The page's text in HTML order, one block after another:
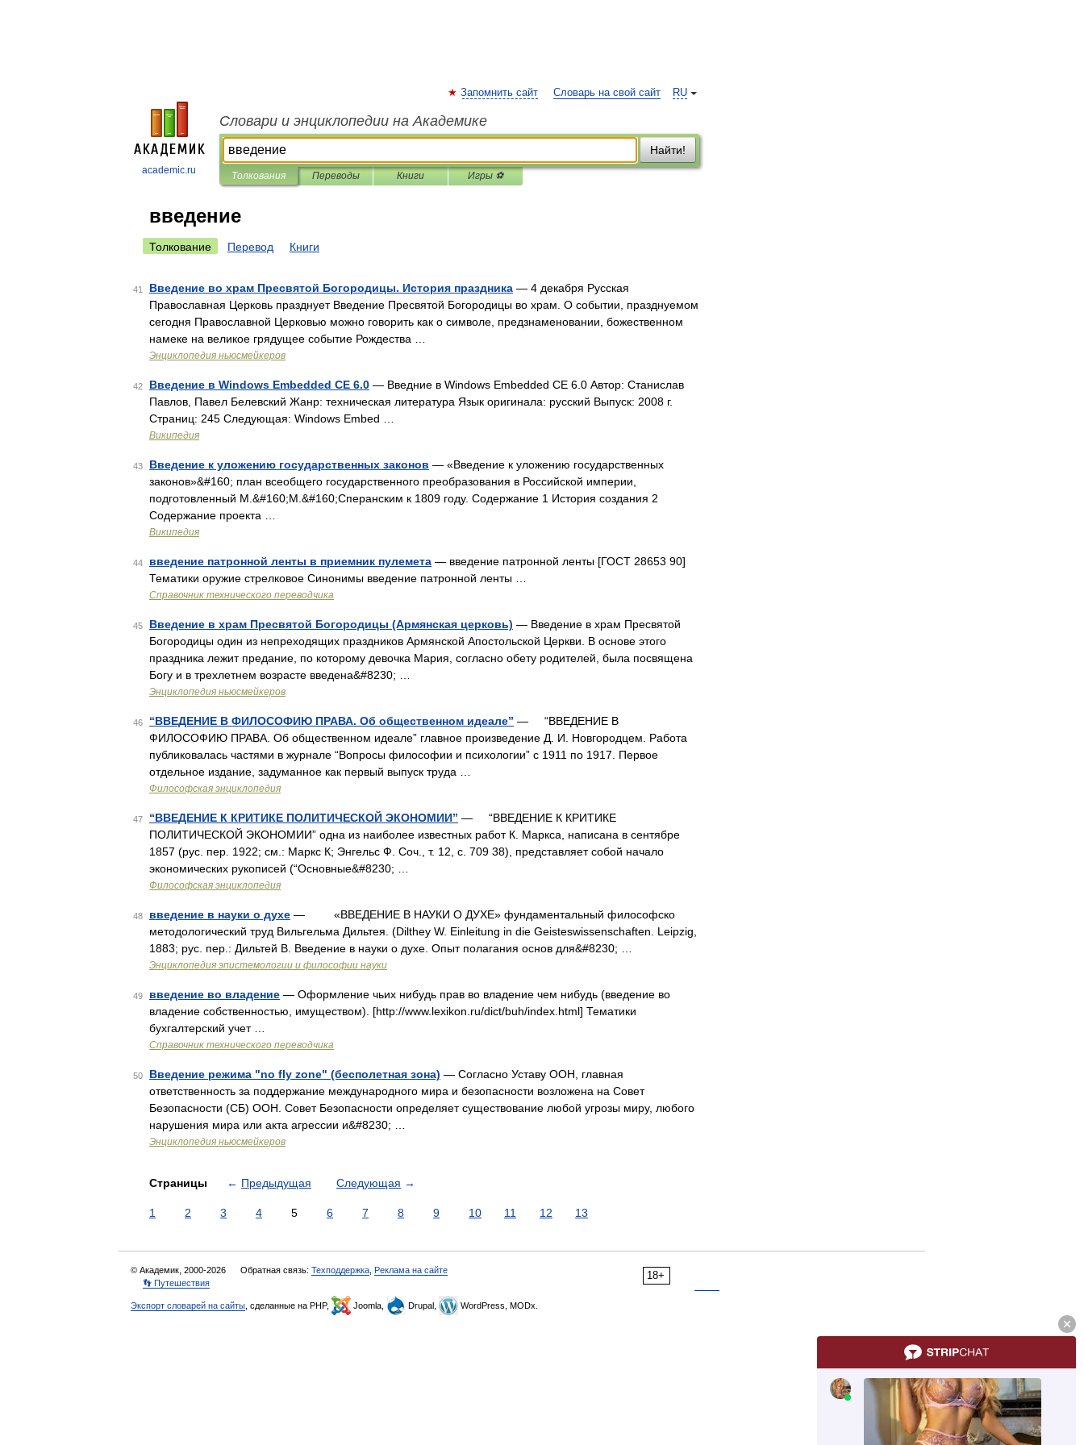
academic.ru
RU
Запомнить сайт Словарь на свой сайт
Словари и энциклопедии на Академике
Найти!
Толкования Переводы Книги Игры ⚽
введение
Толкование Перевод Книги
41 Введение во храм Пресвятой Богородицы. История праздника — 4 декабря Русская
Православная Церковь празднует Введение Пресвятой Богородицы во храм. О событии, празднуемом
сегодня Православной Церковью можно говорить как о символе, предзнаменовании, божественном
намеке на великое грядущее событие Рождества …
Энциклопедия ньюсмейкеров
42 Введение в Windows Embedded CE 6.0 — Введние в Windows Embedded CE 6.0 Автор: Станислав
Павлов, Павел Белевский Жанр: техническая литература Язык оригинала: русский Выпуск: 2008 г.
Страниц: 245 Следующая: Windows Embed …
Википедия
43 Введение к уложению государственных законов — «Введение к уложению государственных
законов»&#160; план всеобщего государственного преобразования в Российской империи,
подготовленный М.&#160;М.&#160;Сперанским к 1809 году. Содержание 1 История создания 2
Содержание проекта …
Википедия
44 введение патронной ленты в приемник пулемета — введение патронной ленты [ГОСТ 28653 90]
Тематики оружие стрелковое Синонимы введение патронной ленты …
Справочник технического переводчика
45 Введение в храм Пресвятой Богородицы (Армянская церковь) — Введение в храм Пресвятой
Богородицы один из непреходящих праздников Армянской Апостольской Церкви. В основе этого
праздника лежит предание, по которому девочка Мария, согласно обету родителей, была посвящена
Богу и в трехлетнем возрасте введена&#8230; …
Энциклопедия ньюсмейкеров
46 “ВВЕДЕНИЕ В ФИЛОСОФИЮ ПРАВА. Об общественном идеале” — “ВВЕДЕНИЕ В
ФИЛОСОФИЮ ПРАВА. Об общественном идеале” главное произведение Д. И. Новгородцем. Работа
публиковалась частями в журнале “Вопросы философии и психологии” с 1911 по 1917. Первое
отдельное издание, задуманное как первый выпуск труда …
Философская энциклопедия
47 “ВВЕДЕНИЕ К КРИТИКЕ ПОЛИТИЧЕСКОЙ ЭКОНОМИИ” — “ВВЕДЕНИЕ К КРИТИКЕ
ПОЛИТИЧЕСКОЙ ЭКОНОМИИ” одна из наиболее известных работ К. Маркса, написана в сентябре
1857 (рус. пер. 1922; см.: Маркс К; Энгельс Ф. Соч., т. 12, с. 709 38), представляет собой начало
экономических рукописей (“Основные&#8230; …
Философская энциклопедия
48 введение в науки о духе — «ВВЕДЕНИЕ В НАУКИ О ДУХЕ» фундаментальный философско
методологический труд Вильгельма Дильтея. (Dilthey W. Einleitung in die Geisteswissenschaften. Leipzig,
1883; рус. пер.: Дильтей В. Введение в науки о духе. Опыт полагания основ для&#8230; …
Энциклопедия эпистемологии и философии науки
49 введение во владение — Оформление чьих нибудь прав во владение чем нибудь (введение во
владение собственностью, имуществом). [http://www.lexikon.ru/dict/buh/index.html] Тематики
бухгалтерский учет …
Справочник технического переводчика
50 Введение режима "no fly zone" (бесполетная зона) — Согласно Уставу ООН, главная
ответственность за поддержание международного мира и безопасности возложена на Совет
Безопасности (СБ) ООН. Совет Безопасности определяет существование любой угрозы миру, любого
нарушения мира или акта агрессии и&#8230; …
Энциклопедия ньюсмейкеров
Страницы ← Предыдущая Следующая →
1 2 3 4 5 6 7 8 9 10 11 12 13
18+
© Академик, 2000-2026 Обратная связь: Техподдержка Реклама на сайте
👣 Путешествия
Экспорт словарей на сайты , сделанные на PHP, Joomla, Drupal, WordPress, MODx.